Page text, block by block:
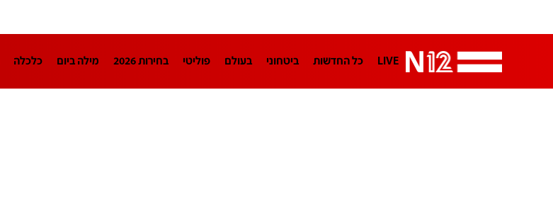
LIVE כל החדשות ביטחוני בעולם פוליטי בחירות 2026 מילה ביום כלכלה